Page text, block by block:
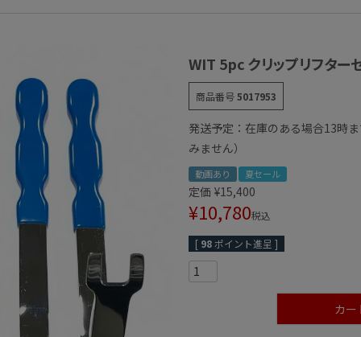
WIT 5pc クリップリフタ
商品番号5017953
発送予定：在庫のある場合13時
みません）
動画あり 夏セール
定価 ¥15,400
¥10,780税込
[ 98ポイント進呈 ]
カー